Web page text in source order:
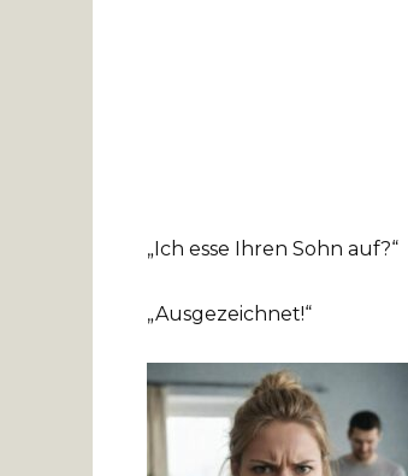
„Ich esse Ihren Sohn auf?“
„Ausgezeichnet!“